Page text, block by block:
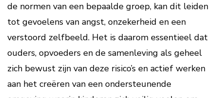
de normen van een bepaalde groep, kan dit leiden
tot gevoelens van angst, onzekerheid en een
verstoord zelfbeeld. Het is daarom essentieel dat
ouders, opvoeders en de samenleving als geheel
zich bewust zijn van deze risico’s en actief werken
aan het creëren van een ondersteunende